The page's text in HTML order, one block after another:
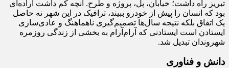
تبریز راه داشت؛ خیابان، پل، پروژه و طرح. آنچه کم داشت اراده‌ای
بود که انسان را پیش از خودرو ببیند، ترافیک در این شهر نه حاصل
یک اتفاق بلکه نتیجه سال‌ها تصمیم‌گیری ناهماهنگ و عادی‌سازی
ایستادن است ایستادنی که آرام‌آرام به بخشی از زندگی روزمره
شهروندان تبدیل شد.
دانش و فناوری